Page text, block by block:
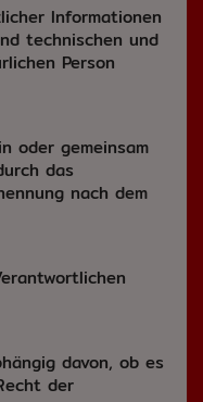
Informationen
technischen und
Person
oder gemeinsam
das
nach dem
davon, ob es
der